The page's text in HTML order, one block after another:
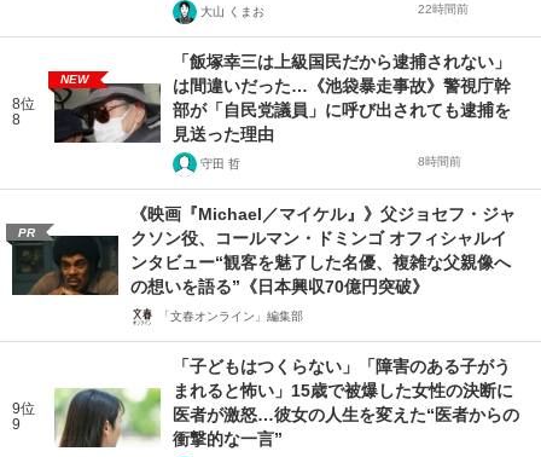
大山 くまお 22時間前
8位
8
NEW
「飯塚幸三は上級国民だから逮捕されない」
は間違いだった…《池袋暴走事故》警視庁幹
部が「自民党議員」に呼び出されても逮捕を
見送った理由
守田 哲 8時間前
PR
《映画『Michael／マイケル』》父ジョセフ・ジャ
クソン役、コールマン・ドミンゴ オフィシャルイ
ンタビュー“観客を魅了した名優、複雑な父親像へ
の想いを語る”《日本興収70億円突破》
「文春オンライン」編集部
9位
9
「子どもはつくらない」「障害のある子がう
まれると怖い」15歳で被爆した女性の決断に
医者が激怒…彼女の人生を変えた“医者からの
衝撃的な一言”